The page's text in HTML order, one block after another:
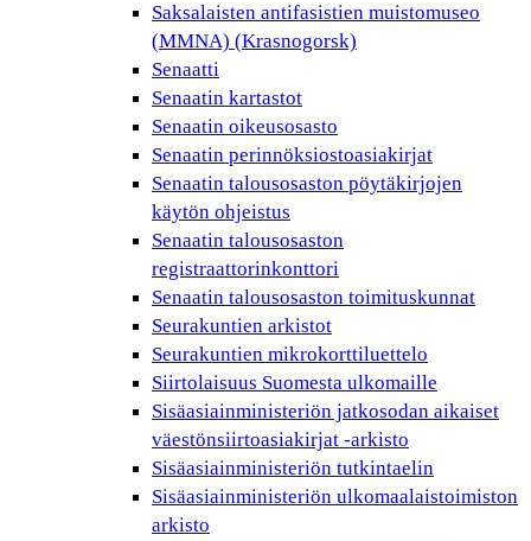
Saksalaisten antifasistien muistomuseo
(MMNA) (Krasnogorsk)
Senaatti
Senaatin kartastot
Senaatin oikeusosasto
Senaatin perinnöksiostoasiakirjat
Senaatin talousosaston pöytäkirjojen
käytön ohjeistus
Senaatin talousosaston
registraattorinkonttori
Senaatin talousosaston toimituskunnat
Seurakuntien arkistot
Seurakuntien mikrokorttiluettelo
Siirtolaisuus Suomesta ulkomaille
Sisäasiainministeriön jatkosodan aikaiset
väestönsiirtoasiakirjat -arkisto
Sisäasiainministeriön tutkintaelin
Sisäasiainministeriön ulkomaalaistoimiston
arkisto